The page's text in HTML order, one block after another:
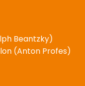
Beantzky)
(Anton Profes)